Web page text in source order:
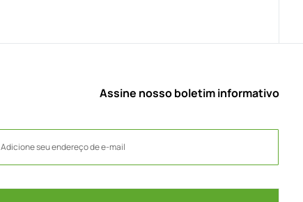
Assine nosso boletim informativo